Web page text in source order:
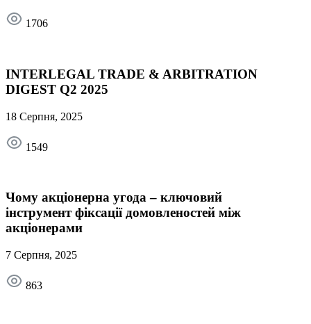
1706
INTERLEGAL TRADE & ARBITRATION
DIGEST Q2 2025
18 Серпня, 2025
1549
Чому акціонерна угода – ключовий
інструмент фіксації домовленостей між
акціонерами
7 Серпня, 2025
863